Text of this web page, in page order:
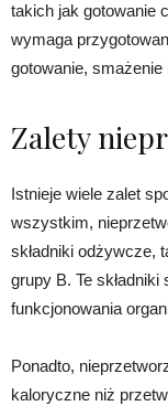
takich jak gotowanie
wymaga
gotowanie, smażenie
Zalety
Istnieje wiele zalet
wszystkim,
składniki odżywcze,
grupy B. Te składniki
funkcjonowania
Ponadto,
kaloryczne niż